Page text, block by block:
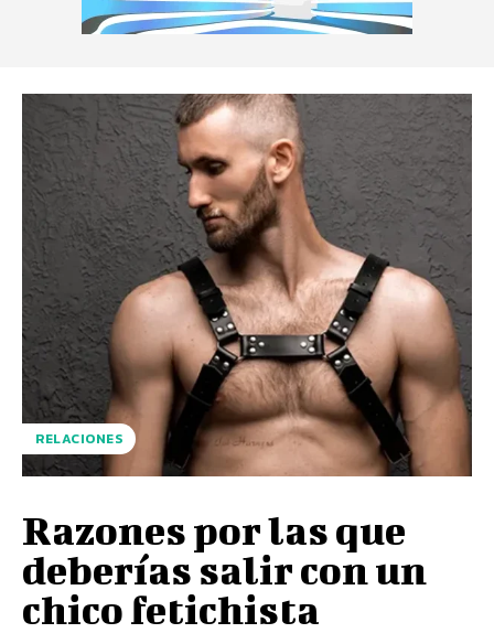
RELACIONES
Razones por las que
deberías salir con un
chico fetichista